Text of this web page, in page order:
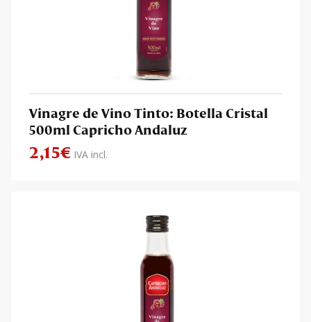
Vinagre de Vino Tinto: Botella Cristal
500ml Capricho Andaluz
2,15€ IVA incl.